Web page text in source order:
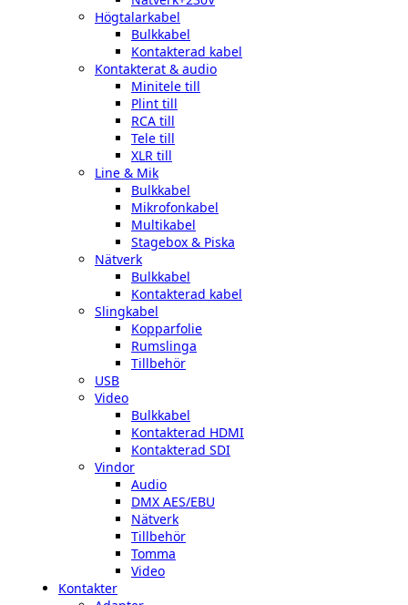
Högtalarkabel
Bulkkabel
Kontakterad kabel
Kontakterat & audio
Minitele till
Plint till
RCA till
Tele till
XLR till
Line & Mik
Bulkkabel
Mikrofonkabel
Multikabel
Stagebox & Piska
Nätverk
Bulkkabel
Kontakterad kabel
Slingkabel
Kopparfolie
Rumslinga
Tillbehör
USB
Video
Bulkkabel
Kontakterad HDMI
Kontakterad SDI
Vindor
Audio
DMX AES/EBU
Nätverk
Tillbehör
Tomma
Video
Kontakter